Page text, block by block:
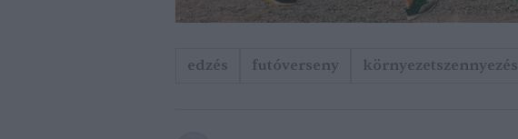
edzés futóverseny környezetszennyezés